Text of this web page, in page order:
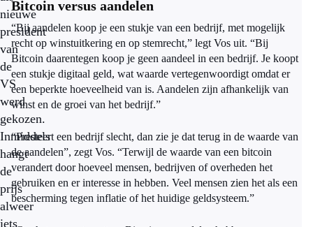
nieuwe
president
van
de
VS
werd
gekozen.
Inmiddels
hangt
de
prijs
alweer
iets
Bitcoin versus aandelen
“Bij aandelen koop je een stukje van een bedrijf, met mogelijk
recht op winstuitkering en op stemrecht,” legt Vos uit. “Bij
Bitcoin daarentegen koop je geen aandeel in een bedrijf. Je koopt
een stukje digitaal geld, wat waarde vertegenwoordigt omdat er
een beperkte hoeveelheid van is. Aandelen zijn afhankelijk van
winst en de groei van het bedrijf.”
“Presteert een bedrijf slecht, dan zie je dat terug in de waarde van
de aandelen”, zegt Vos. “Terwijl de waarde van een bitcoin
verandert door hoeveel mensen, bedrijven of overheden het
gebruiken en er interesse in hebben. Veel mensen zien het als een
bescherming tegen inflatie of het huidige geldsysteem.”